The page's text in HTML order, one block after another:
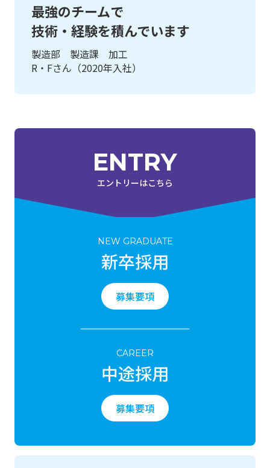
最強のチームで
技術・経験を積んでいます
製造部 製造課 加工
R・Fさん（2020年入社）
ENTRY
エントリーはこちら
NEW GRADUATE
新卒採用
募集要項
CAREER
中途採用
募集要項